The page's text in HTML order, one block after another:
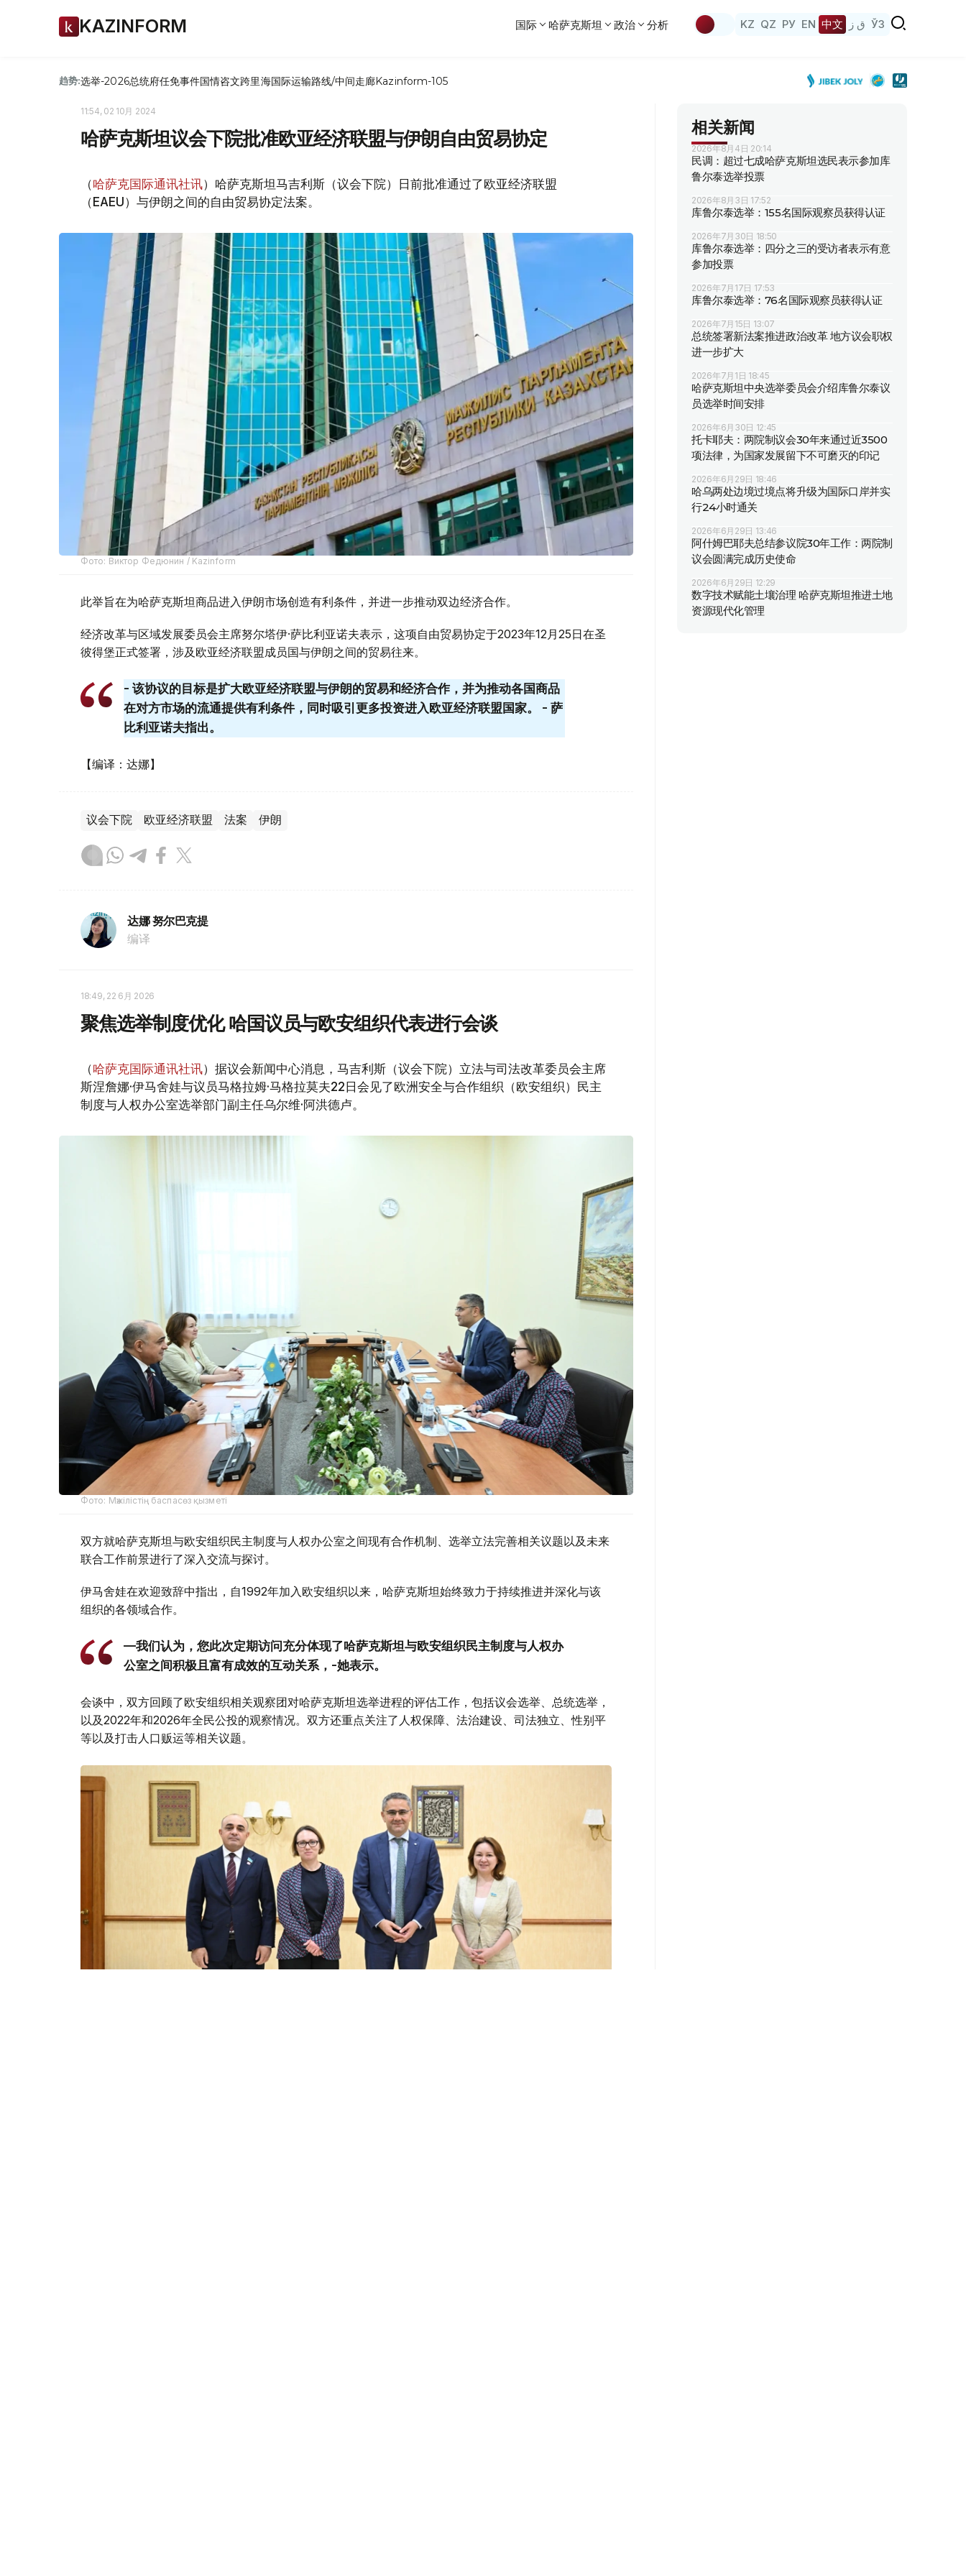
KAZINFORM 国际 哈萨克斯坦 政治 分析 KZ QZ РУ EN 中文 ق ز ЎЗ
趋势:选举-2026总统府任免事件国情咨文跨里海国际运输路线/中间走廊Kazinform-105
11:54, 02 10月 2024
哈萨克斯坦议会下院批准欧亚经济联盟与伊朗自由贸易协定
（哈萨克国际通讯社讯）哈萨克斯坦马吉利斯（议会下院）日前批准通过了欧亚经济联盟
（EAEU）与伊朗之间的自由贸易协定法案。
Фото: Виктор Федюнин / Kazinform
此举旨在为哈萨克斯坦商品进入伊朗市场创造有利条件，并进一步推动双边经济合作。
经济改革与区域发展委员会主席努尔塔伊·萨比利亚诺夫表示，这项自由贸易协定于2023年12月25日在圣
彼得堡正式签署，涉及欧亚经济联盟成员国与伊朗之间的贸易往来。
- 该协议的目标是扩大欧亚经济联盟与伊朗的贸易和经济合作，并为推动各国商品
在对方市场的流通提供有利条件，同时吸引更多投资进入欧亚经济联盟国家。 - 萨
比利亚诺夫指出。
【编译：达娜】
议会下院 欧亚经济联盟 法案 伊朗
达娜 努尔巴克提
编译
18:49, 22 6月 2026
聚焦选举制度优化 哈国议员与欧安组织代表进行会谈
（哈萨克国际通讯社讯）据议会新闻中心消息，马吉利斯（议会下院）立法与司法改革委员会主席
斯涅詹娜·伊马舍娃与议员马格拉姆·马格拉莫夫22日会见了欧洲安全与合作组织（欧安组织）民主
制度与人权办公室选举部门副主任乌尔维·阿洪德卢。
Фото: Мәжілістің баспасөз қызметі
双方就哈萨克斯坦与欧安组织民主制度与人权办公室之间现有合作机制、选举立法完善相关议题以及未来
联合工作前景进行了深入交流与探讨。
伊马舍娃在欢迎致辞中指出，自1992年加入欧安组织以来，哈萨克斯坦始终致力于持续推进并深化与该
组织的各领域合作。
—我们认为，您此次定期访问充分体现了哈萨克斯坦与欧安组织民主制度与人权办
公室之间积极且富有成效的互动关系，-她表示。
会谈中，双方回顾了欧安组织相关观察团对哈萨克斯坦选举进程的评估工作，包括议会选举、总统选举，
以及2022年和2026年全民公投的观察情况。双方还重点关注了人权保障、法治建设、司法独立、性别平
等以及打击人口贩运等相关议题。
相关新闻
2026年8月4日 20:14
民调：超过七成哈萨克斯坦选民表示参加库
鲁尔泰选举投票
2026年8月3日 17:52
库鲁尔泰选举：155名国际观察员获得认证
2026年7月30日 18:50
库鲁尔泰选举：四分之三的受访者表示有意
参加投票
2026年7月17日 17:53
库鲁尔泰选举：76名国际观察员获得认证
2026年7月15日 13:07
总统签署新法案推进政治改革 地方议会职权
进一步扩大
2026年7月1日 18:45
哈萨克斯坦中央选举委员会介绍库鲁尔泰议
员选举时间安排
2026年6月30日 12:45
托卡耶夫：两院制议会30年来通过近3500
项法律，为国家发展留下不可磨灭的印记
2026年6月29日 18:46
哈乌两处边境过境点将升级为国际口岸并实
行24小时通关
2026年6月29日 13:46
阿什姆巴耶夫总结参议院30年工作：两院制
议会圆满完成历史使命
2026年6月29日 12:29
数字技术赋能土壤治理 哈萨克斯坦推进土地
资源现代化管理